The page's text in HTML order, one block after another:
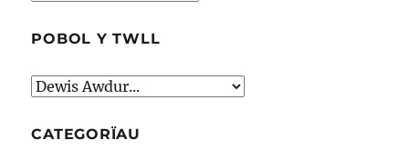
POBOL Y TWLL
CATEGORÏAU